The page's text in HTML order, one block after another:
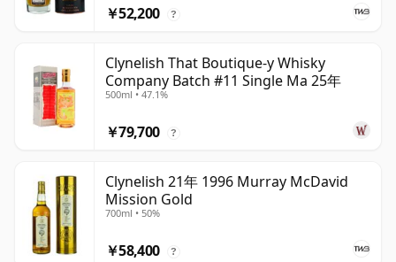
￥52,200 ?
Clynelish That Boutique-y Whisky
Company Batch #11 Single Ma 25年
500ml • 47.1%
￥79,700 ?
Clynelish 21年 1996 Murray McDavid
Mission Gold
700ml • 50%
￥58,400 ?